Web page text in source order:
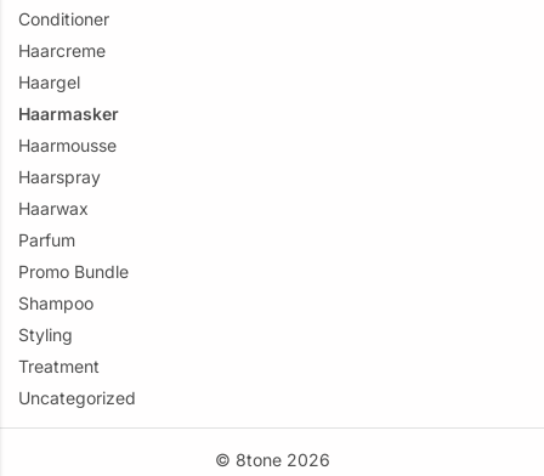
Conditioner
Haarcreme
Haargel
Haarmasker
Haarmousse
Haarspray
Haarwax
Parfum
Promo Bundle
Shampoo
Styling
Treatment
Uncategorized
© 8tone2026